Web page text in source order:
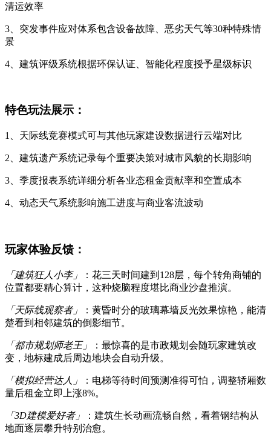
清运效率
3、突发事件应对体系包含设备故障、恶劣天气等30种特殊情
景
4、建筑评级系统根据环保认证、智能化程度授予星级标识
特色玩法展示：
1、天际线竞赛模式可与其他玩家建设数据进行云端对比
2、建筑遗产系统记录每个重要决策对城市风貌的长期影响
3、季度报表系统详细分析各业态租金贡献率和空置成本
4、动态天气系统影响施工进度与商业客流波动
玩家体验反馈：
「建筑狂人小李」
：花三天时间建到128层，每个转角商铺的
位置都要精心算计，这种烧脑程度堪比商业沙盘推演。
「天际线观察者」
：黄昏时分的玻璃幕墙反光效果惊艳，能清
楚看到相邻建筑的倒影细节。
「都市规划师老王」
：最惊喜的是市政规划会随玩家建筑改
变，地标建成后周边地块会自动升级。
「模拟经营达人」
：电梯等待时间预测准得可怕，调整轿厢数
量后租金立即上涨8%。
「3D建模爱好者」
：建筑生长动画流畅自然，看着钢结构从
地面逐层攀升特别治愈。